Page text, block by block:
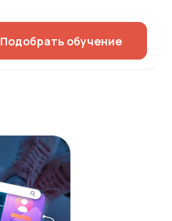
Подобрать обучение